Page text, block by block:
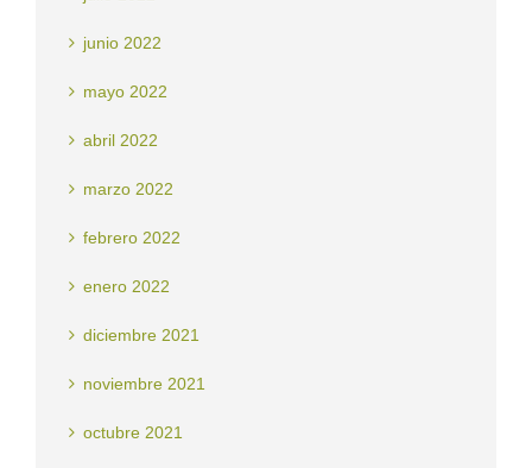
junio 2022
mayo 2022
abril 2022
marzo 2022
febrero 2022
enero 2022
diciembre 2021
noviembre 2021
octubre 2021